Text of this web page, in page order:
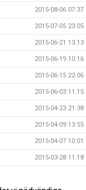
2015-08-06 07:37
2015-07-05 23:05
2015-06-21 13:13
2015-06-19 10:16
2015-06-15 22:06
2015-06-03 11:15
2015-04-23 21:38
2015-04-09 13:55
2015-04-07 10:01
2015-03-28 11:18